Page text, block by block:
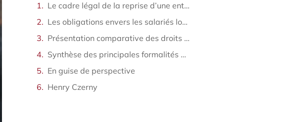
Le cadre légal de la reprise d’une entreprise artisanale
Les obligations envers les salariés lors de la cession
Présentation comparative des droits des salariés en fonction du statut du repreneur
Synthèse des principales formalités sociales à accomplir lors d’une reprise
En guise de perspective
Henry Czerny